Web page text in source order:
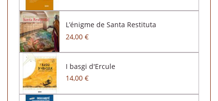
L’énigme de Santa Restituta
24,00 €
I basgi d'Ercule
14,00 €